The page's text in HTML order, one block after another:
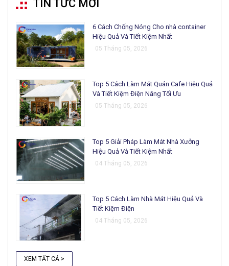
TIN TỨC MỚI
6 Cách Chống Nóng Cho nhà container
Hiệu Quả Và Tiết Kiệm Nhất
05 Tháng 05, 2026
Top 5 Cách Làm Mát Quán Cafe Hiệu Quả
Và Tiết Kiệm Điện Năng Tối Ưu
05 Tháng 05, 2026
Top 5 Giải Pháp Làm Mát Nhà Xưởng
Hiệu Quả Và Tiết Kiệm Nhất
04 Tháng 05, 2026
Top 5 Cách Làm Nhà Mát Hiệu Quả Và
Tiết Kiệm Điện
04 Tháng 05, 2026
XEM TẤT CẢ >